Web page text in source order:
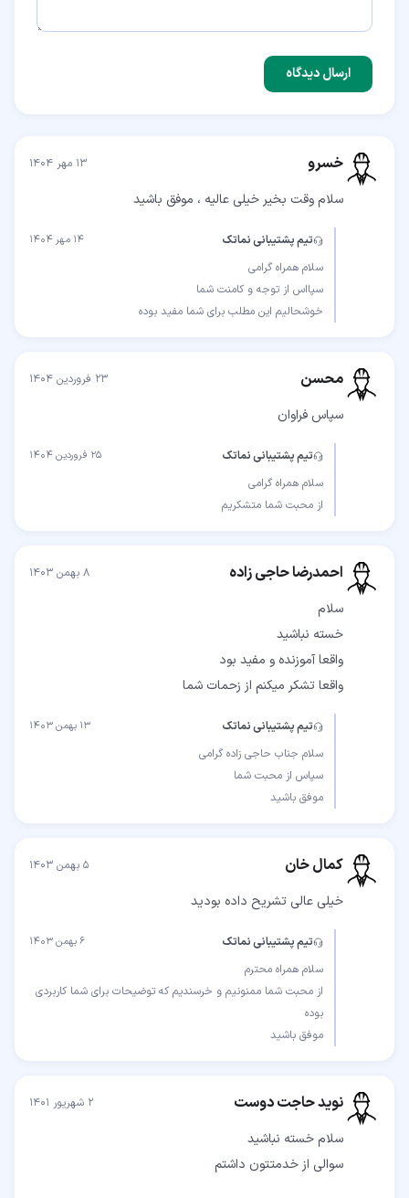
ارسال دیدگاه
خسرو ۱۳ مهر ۱۴۰۴
سلام وقت بخیر خیلی عالیه ، موفق باشید
تیم پشتیبانی نماتک ۱۴ مهر ۱۴۰۴
خوشحالیم این مطلب برای شما مفید بوده
محسن ۲۳ فروردین ۱۴۰۴
سپاس فراوان
تیم پشتیبانی نماتک ۲۵ فروردین ۱۴۰۴
از محبت شما متشکریم
احمدرضا حاجی زاده ۸ بهمن ۱۴۰۳
واقعا تشکر میکنم از زحمات شما
تیم پشتیبانی نماتک ۱۳ بهمن ۱۴۰۳
موفق باشید
کمال خان ۵ بهمن ۱۴۰۳
خیلی عالی تشریح داده بودید
تیم پشتیبانی نماتک ۶ بهمن ۱۴۰۳
از محبت شما ممنونیم و خرسندیم که توضیحات برای شما کاربردی
موفق باشید
نوید حاجت دوست ۲ شهریور ۱۴۰۱